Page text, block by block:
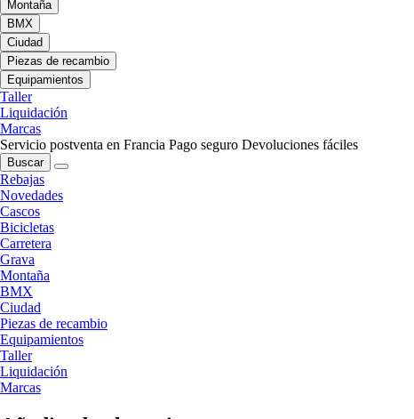
Montaña
BMX
Ciudad
Piezas de recambio
Equipamientos
Taller
Liquidación
Marcas
Servicio postventa en Francia Pago seguro Devoluciones fáciles
Buscar
Rebajas
Novedades
Cascos
Bicicletas
Carretera
Grava
Montaña
BMX
Ciudad
Piezas de recambio
Equipamientos
Taller
Liquidación
Marcas